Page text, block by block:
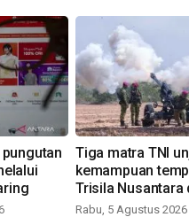
Tiga matra TNI
kemampuan
Trisila Nusantara
latihan di Kepri
Rabu, 5 Agustus 2026